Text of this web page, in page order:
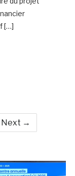
[…]
Next →